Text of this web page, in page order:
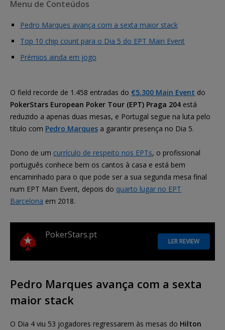
Menu de Conteúdos
Pedro Marques avança com a sexta maior stack
Top 10 chip count para o Dia 5 do EPT Main Event
Prémios ainda em jogo
O field recorde de 1.458 entradas do €5.300 Main Event do
PokerStars European Poker Tour (EPT) Praga 204 está
reduzido a apenas duas mesas, e Portugal segue na luta pelo
título com Pedro Marques a garantir presença no Dia 5.
Dono de um currículo de respeito nos EPTs, o profissional
português conhece bem os cantos à casa e está bem
encaminhado para o que pode ser a sua segunda mesa final
num EPT Main Event, depois do quarto lugar no EPT
Barcelona em 2018.
PokerStars.pt
LER REVIEW
Pedro Marques avança com a sexta
maior stack
O Dia 4 viu 53 jogadores regressarem às mesas do Hilton